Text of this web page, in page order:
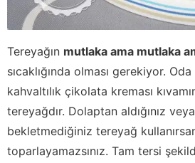
Tereyağın mutlaka ama mutlaka
sıcaklığında olması gerekiyor.
kahvaltılık çikolata kreması
tereyağdır. Dolaptan aldığınız
bekletmediğiniz tereyağ
toparlayamazsınız. Tam tersi